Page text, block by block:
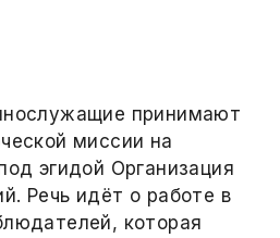
принимают
миссии на
эгидой Организация
Речь идёт о работе в
которая